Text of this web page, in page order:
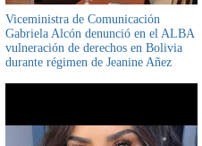
Viceministra de Comunicación
Gabriela Alcón denunció en el ALBA
vulneración de derechos en Bolivia
durante régimen de Jeanine Añez